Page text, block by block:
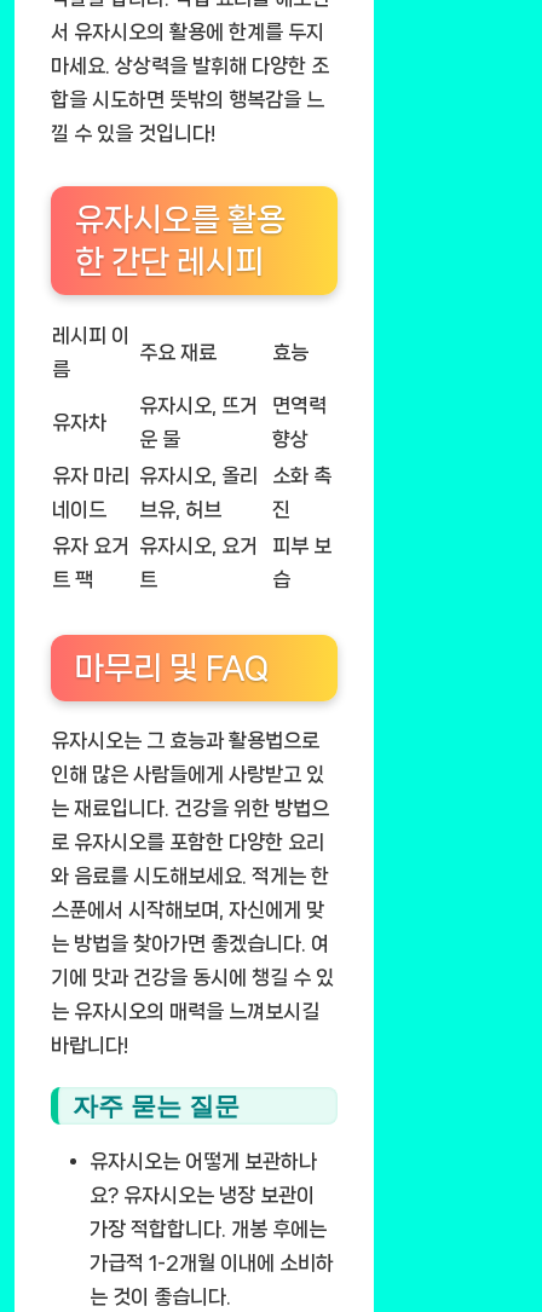
서 유자시오의 활용에 한계를 두지
마세요. 상상력을 발휘해 다양한 조
합을 시도하면 뜻밖의 행복감을 느
낄 수 있을 것입니다!
유자시오를 활용
한 간단 레시피
레시피 이
름
주요 재료 효능
유자차
유자시오, 뜨거
운 물
면역력
향상
유자 마리
네이드
유자시오, 올리
브유, 허브
소화 촉
진
유자 요거
트 팩
유자시오, 요거
트
피부 보
습
마무리 및 FAQ
유자시오는 그 효능과 활용법으로
인해 많은 사람들에게 사랑받고 있
는 재료입니다. 건강을 위한 방법으
로 유자시오를 포함한 다양한 요리
와 음료를 시도해보세요. 적게는 한
스푼에서 시작해보며, 자신에게 맞
는 방법을 찾아가면 좋겠습니다. 여
기에 맛과 건강을 동시에 챙길 수 있
는 유자시오의 매력을 느껴보시길
바랍니다!
자주 묻는 질문
유자시오는 어떻게 보관하나
요? 유자시오는 냉장 보관이
가장 적합합니다. 개봉 후에는
가급적 1-2개월 이내에 소비하
는 것이 좋습니다.